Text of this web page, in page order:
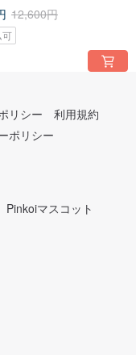
ー腕時計
12,600円
可
リシー
利用規約
ポリシー
Pinkoiマスコット